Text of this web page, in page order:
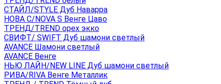
СТАЙЛ/STYLE Дуб Наварра
НОВА С/NOVA S Венге Цаво
ТРЕНД/TREND орех экко
СВИФТ/ SWIFT Дуб шамони светлый
AVANCE Шамони светлый
AVANCE Венге
НЬЮ ЛАЙН/NEW LINE Дуб шамони светлый
РИВА/RIVA Венге Металлик